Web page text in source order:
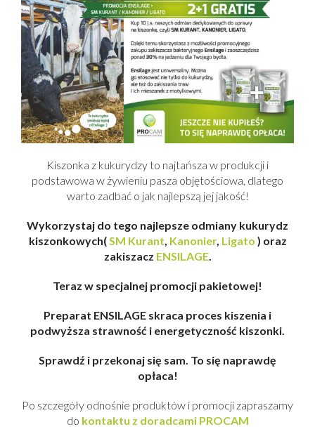
Kiszonka z kukurydzy to najtańsza w produkcji i
podstawowa w żywieniu pasza objętościowa, dlatego
warto zadbać o jak najlepszą jej jakość!
Wykorzystaj do tego najlepsze odmiany kukurydz
kiszonkowych(SM Kurant, Kanonier, Ligato ) oraz
zakiszacz ENSILAGE.
Teraz w specjalnej promocji pakietowej!
Preparat ENSILAGE skraca proces kiszenia i
podwyższa strawność i energetyczność kiszonki.
Sprawdź i przekonaj się sam. To się naprawdę
opłaca!
Po szczegóły odnośnie produktów i promocji zapraszamy
do kontaktu z doradcami PROCAM